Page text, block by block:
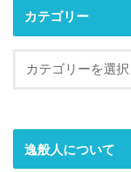
カテゴリー
逸般人について